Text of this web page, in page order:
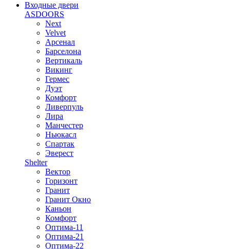
Входные двери
ASDOORS
Next
Velvet
Арсенал
Барселона
Вертикаль
Викинг
Гермес
Дуэт
Комфорт
Ливерпуль
Лира
Манчестер
Ньюкасл
Спартак
Эверест
Shelter
Вектор
Горизонт
Гранит
Гранит Окно
Каньон
Комфорт
Оптима-11
Оптима-21
Оптима-22